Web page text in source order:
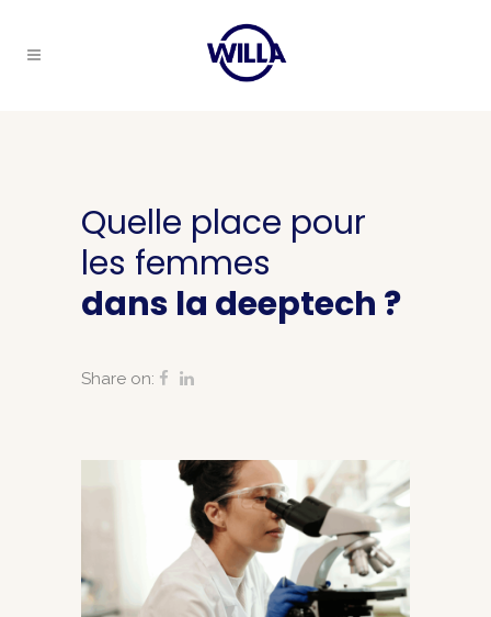
Quelle place pour
les femmes
dans la deeptech ?
Share on: